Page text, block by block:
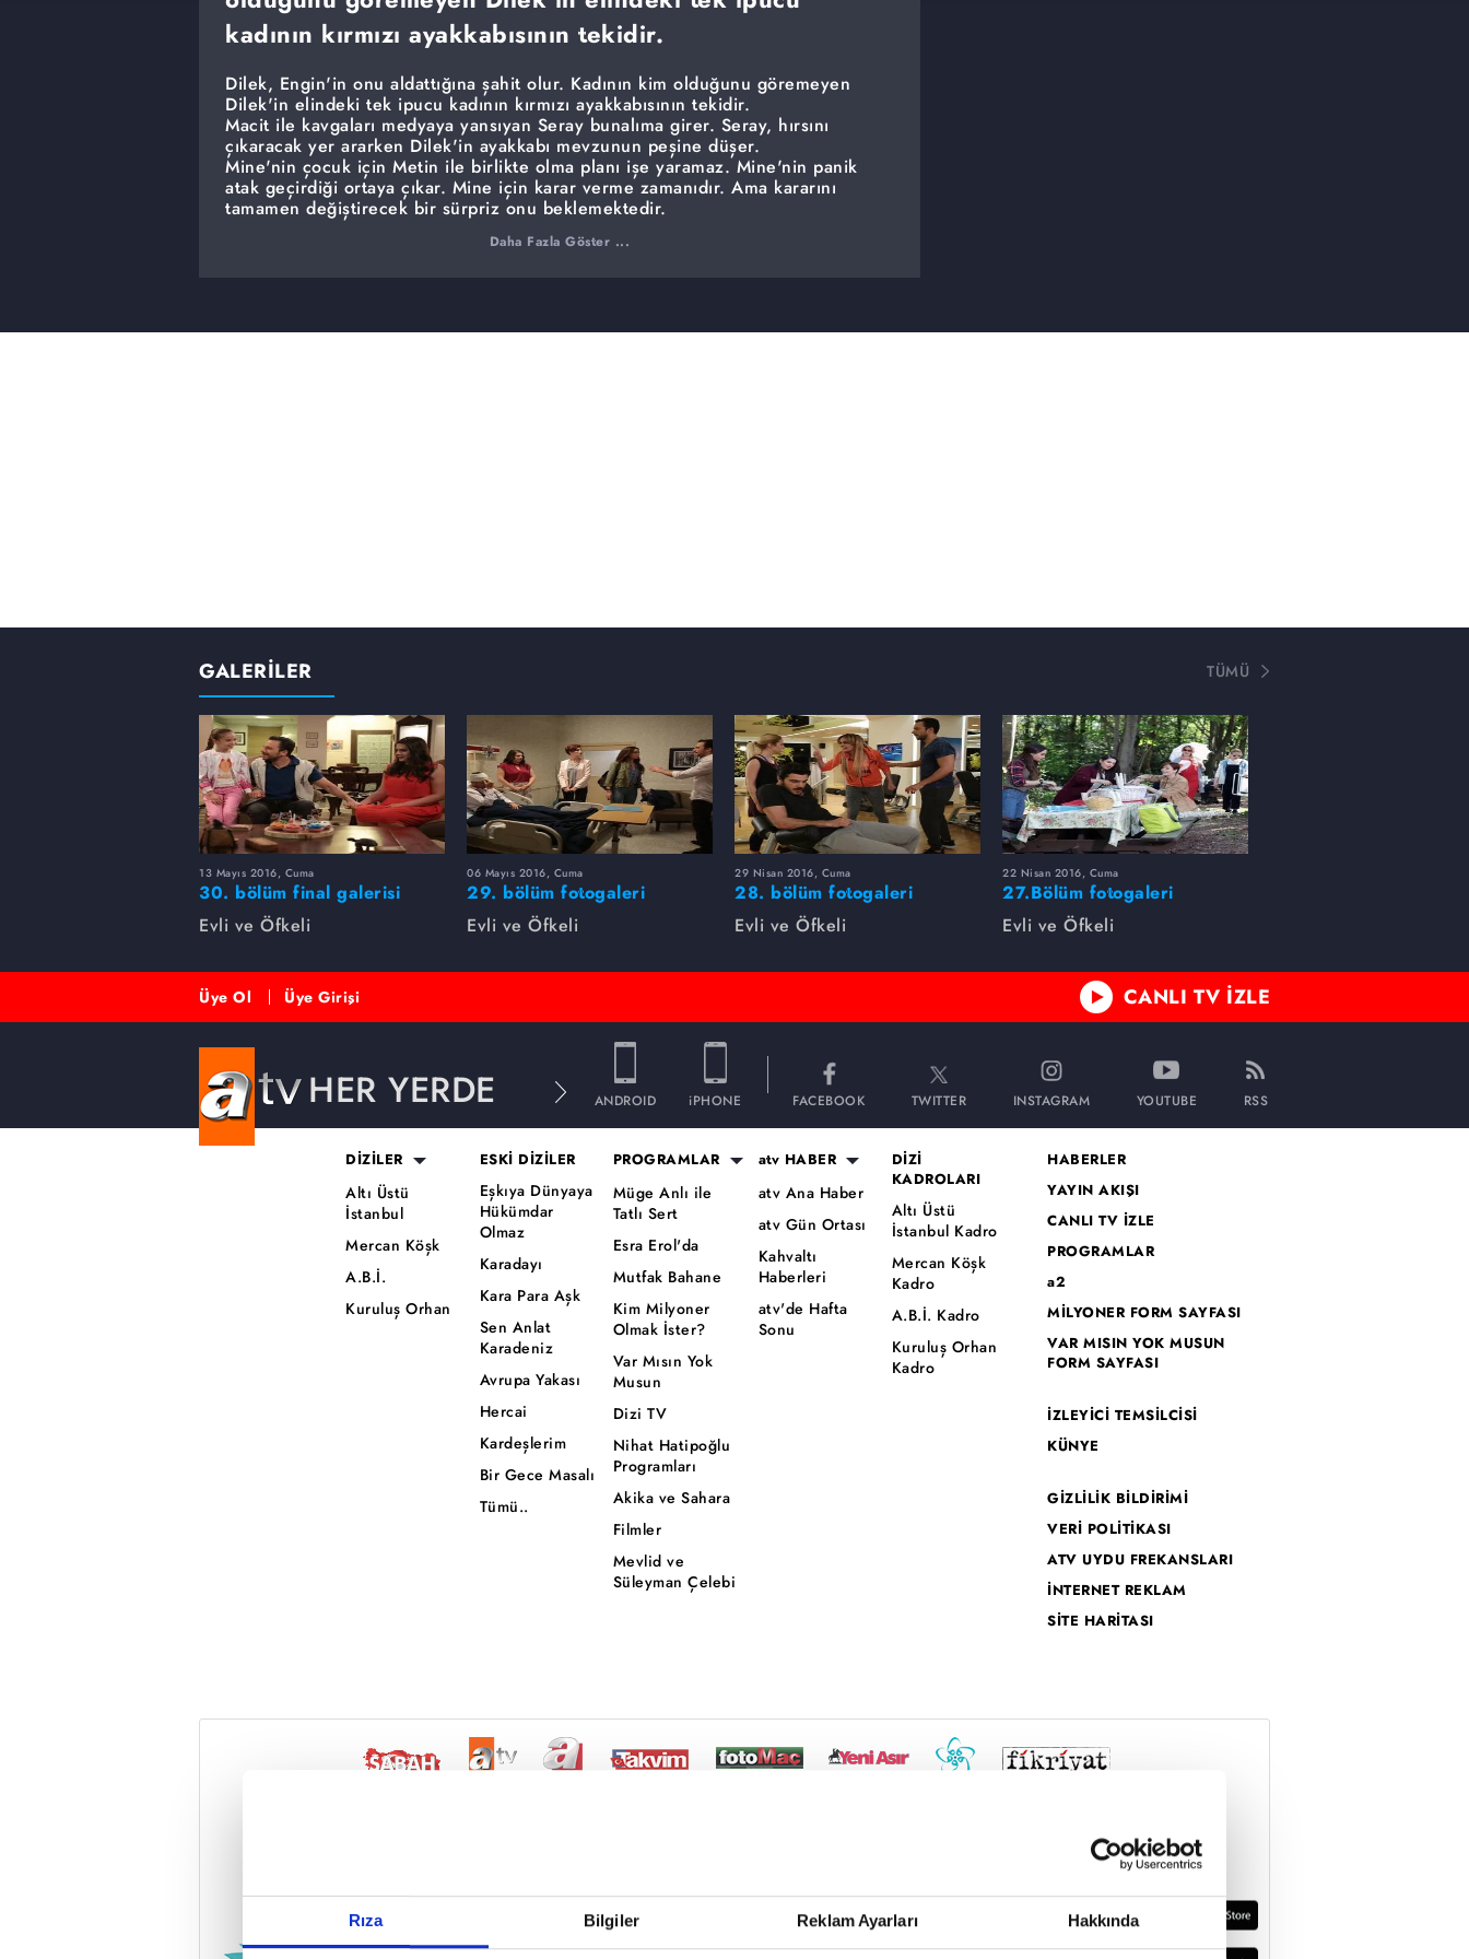
Rıza Bilgiler Reklam Ayarları Hakkında
Reddet
kadının kırmızı ayakkabısının tekidir.
Dilek, Engin'in onu aldattığına şahit olur. Kadının kim olduğunu göremeyen
Dilek'in elindeki tek ipucu kadının kırmızı ayakkabısının tekidir.
Macit ile kavgaları medyaya yansıyan Seray bunalıma girer. Seray, hırsını
çıkaracak yer ararken Dilek'in ayakkabı mevzunun peşine düşer.
Mine'nin çocuk için Metin ile birlikte olma planı işe yaramaz. Mine'nin panik
atak geçirdiği ortaya çıkar. Mine için karar verme zamanıdır. Ama kararını
tamamen değiştirecek bir sürpriz onu beklemektedir.
Esra yüzünden pencereden düşen Cihan, ayağını kırmıştır. Esra, kendisini suçlu
hisseder ve Cihan'la ilgilenmeye başlar. Murat ise Cihan'ın numara yaptığını
Daha Fazla Göster ...
GALERİLER TÜMÜ
13 Mayıs 2016, Cuma
30. bölüm final galerisi
Evli ve Öfkeli
06 Mayıs 2016, Cuma
29. bölüm fotogaleri
Evli ve Öfkeli
29 Nisan 2016, Cuma
28. bölüm fotogaleri
Evli ve Öfkeli
22 Nisan 2016, Cuma
27.Bölüm fotogaleri
Evli ve Öfkeli
Üye Ol Üye Girişi CANLI TV İZLE
HER YERDE ANDROID iPHONE FACEBOOK TWITTER INSTAGRAM YOUTUBE RSS
DİZİLER
Altı Üstü
İstanbul
Mercan Köşk
A.B.İ.
Kuruluş Orhan
ESKİ DİZİLER
Eşkıya Dünyaya
Hükümdar
Olmaz
Karadayı
Kara Para Aşk
Sen Anlat
Karadeniz
Avrupa Yakası
Hercai
Kardeşlerim
Bir Gece Masalı
Tümü..
PROGRAMLAR
Müge Anlı ile
Tatlı Sert
Esra Erol'da
Mutfak Bahane
Kim Milyoner
Olmak İster?
Var Mısın Yok
Musun
Dizi TV
Nihat Hatipoğlu
Programları
Akika ve Sahara
Filmler
Mevlid ve
Süleyman Çelebi
atv HABER
atv Ana Haber
atv Gün Ortası
Kahvaltı
Haberleri
atv'de Hafta
Sonu
DİZİ
KADROLARI
Altı Üstü
İstanbul Kadro
Mercan Köşk
Kadro
A.B.İ. Kadro
Kuruluş Orhan
Kadro
HABERLER
YAYIN AKIŞI
CANLI TV İZLE
PROGRAMLAR
a2
MİLYONER FORM SAYFASI
VAR MISIN YOK MUSUN
FORM SAYFASI
İZLEYİCİ TEMSİLCİSİ
KÜNYE
GİZLİLİK BİLDİRİMİ
VERİ POLİTİKASI
ATV UYDU FREKANSLARI
İNTERNET REKLAM
SİTE HARİTASI